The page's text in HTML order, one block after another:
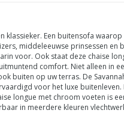
klassieker. Een buitensofa
middeleeuwse prinsessen en
voor. Ook staat deze chaise
comfort. Niet alleen in
buiten op uw terras. De
voor het luxe buitenleven.
longue met chroom voeten is
in meerdere kleuren